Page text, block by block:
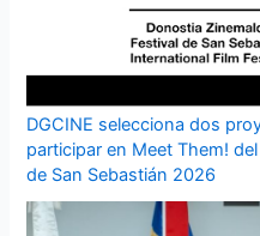
DGCINE selecciona dos
participar en Meet Them!
de San Sebastián 2026